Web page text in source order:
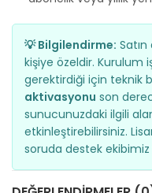
💡 Bilgilendirme: Satın
kişiye özeldir. Kurulum
gerektirdiği için teknik
aktivasyonu son
sunucunuzdaki ilgili
etkinleştirebilirsiniz.
soruda destek ekibimiz